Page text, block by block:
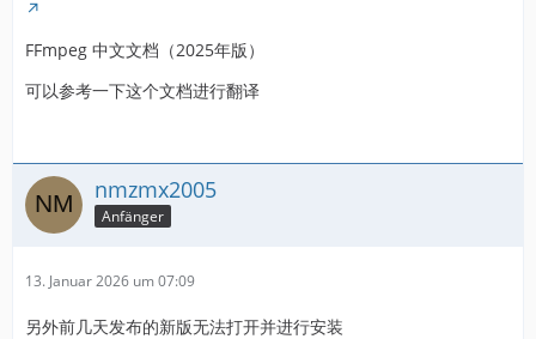
FFmpeg 中文文档（2025年版）
可以参考一下这个文档进行翻译
nmzmx2005
Anfänger
13. Januar 2026 um 07:09
另外前几天发布的新版无法打开并进行安装